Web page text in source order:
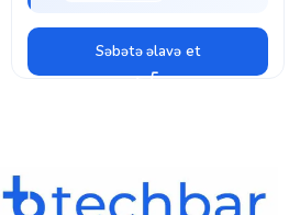
Səbətə əlavə et